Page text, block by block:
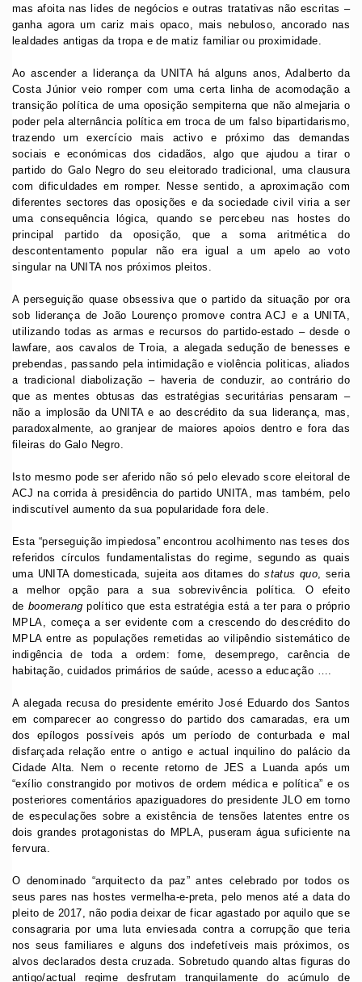
mas afoita nas lides de negócios e outras tratativas não escritas –
ganha agora um cariz mais opaco, mais nebuloso, ancorado nas
lealdades antigas da tropa e de matiz familiar ou proximidade.
Ao ascender a liderança da UNITA há alguns anos, Adalberto da
Costa Júnior veio romper com uma certa linha de acomodação a
transição política de uma oposição sempiterna que não almejaria o
poder pela alternância política em troca de um falso bipartidarismo,
trazendo um exercício mais activo e próximo das demandas
sociais e económicas dos cidadãos, algo que ajudou a tirar o
partido do Galo Negro do seu eleitorado tradicional, uma clausura
com dificuldades em romper. Nesse sentido, a aproximação com
diferentes sectores das oposições e da sociedade civil viria a ser
uma consequência lógica, quando se percebeu nas hostes do
principal partido da oposição, que a soma aritmética do
descontentamento popular não era igual a um apelo ao voto
singular na UNITA nos próximos pleitos.
A perseguição quase obsessiva que o partido da situação por ora
sob liderança de João Lourenço promove contra ACJ e a UNITA,
utilizando todas as armas e recursos do partido-estado – desde o
lawfare, aos cavalos de Troia, a alegada sedução de benesses e
prebendas, passando pela intimidação e violência politicas, aliados
a tradicional diabolização – haveria de conduzir, ao contrário do
que as mentes obtusas das estratégias securitárias pensaram –
não a implosão da UNITA e ao descrédito da sua liderança, mas,
paradoxalmente, ao granjear de maiores apoios dentro e fora das
fileiras do Galo Negro.
Isto mesmo pode ser aferido não só pelo elevado score eleitoral de
ACJ na corrida à presidência do partido UNITA, mas também, pelo
indiscutível aumento da sua popularidade fora dele.
Esta “perseguição impiedosa” encontrou acolhimento nas teses dos
referidos círculos fundamentalistas do regime, segundo as quais
uma UNITA domesticada, sujeita aos ditames dostatus quo, seria
a melhor opção para a sua sobrevivência política. O efeito
de boomerang político que esta estratégia está a ter para o próprio
MPLA, começa a ser evidente com a crescendo do descrédito do
MPLA entre as populações remetidas ao vilipêndio sistemático de
indigência de toda a ordem: fome, desemprego, carência de
habitação, cuidados primários de saúde, acesso a educação ….
A alegada recusa do presidente emérito José Eduardo dos Santos
em comparecer ao congresso do partido dos camaradas, era um
dos epílogos possíveis após um período de conturbada e mal
disfarçada relação entre o antigo e actual inquilino do palácio da
Cidade Alta. Nem o recente retorno de JES a Luanda após um
“exílio constrangido por motivos de ordem médica e política” e os
posteriores comentários apaziguadores do presidente JLO em torno
de especulações sobre a existência de tensões latentes entre os
dois grandes protagonistas do MPLA, puseram água suficiente na
fervura.
O denominado “arquitecto da paz” antes celebrado por todos os
seus pares nas hostes vermelha-e-preta, pelo menos até a data do
pleito de 2017, não podia deixar de ficar agastado por aquilo que se
consagraria por uma luta enviesada contra a corrupção que teria
nos seus familiares e alguns dos indefetíveis mais próximos, os
alvos declarados desta cruzada. Sobretudo quando altas figuras do
antigo/actual regime desfrutam tranquilamente do acúmulo de